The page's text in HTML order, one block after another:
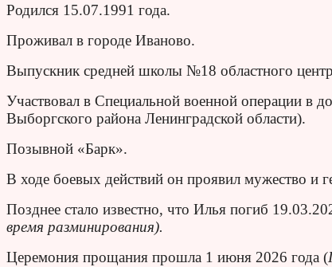
Родился 15.07.1991 года.
Проживал в городе Иваново.
Выпускник средней школы №18 областного
Участвовал в Специальной военной операции в
Выборгского района Ленинградской области).
Позывной «Барк».
В ходе боевых действий он проявил мужество и
Позднее стало известно, что Илья погиб
время разминирования).
Церемония прощания прошла 1 июня 2026 года (